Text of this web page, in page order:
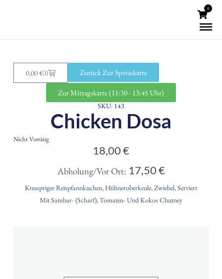
0
0,00€0 Zurück Zur Speisekarte
Zur Mittagskarte (11:30 - 13:45 Uhr)
SKU: 143
Chicken Dosa
Nicht Vorrätig
18,00€
Abholung/Vor Ort: 17,50€
Knuspriger Reispfannkuchen, Hühneroberkeule, Zwiebel, Serviert
Mit Sambar- (scharf), Tomaten- Und Kokos Chutney